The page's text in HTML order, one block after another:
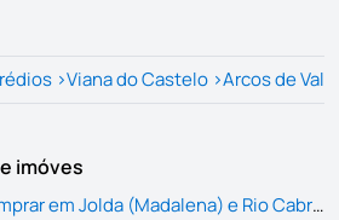
>Viana do Castelo >Arcos de
imóves
Apartamentos para comprar em Jolda (Madalena) e Rio Cabrão